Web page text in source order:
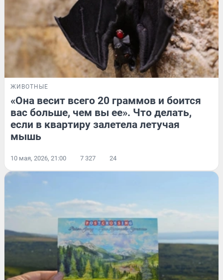
ЖИВОТНЫЕ
«Она весит всего 20 граммов и боится
вас больше, чем вы ее». Что делать,
если в квартиру залетела летучая
мышь
10 мая, 2026, 21:00 7 327 24